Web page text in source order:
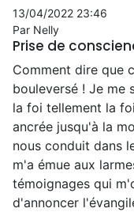
13/04/2022 23:46
Par Nelly
Prise de
Comment dire que
bouleversé ! Je me
la foi tellement la
ancrée jusqu'à la
nous conduit dans
m'a émue aux
témoignages qui
d'annoncer